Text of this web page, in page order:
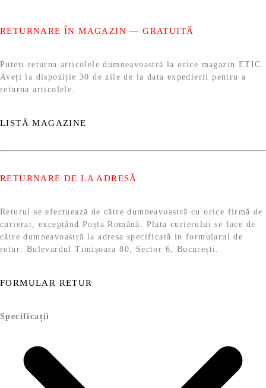
RETURNARE ÎN MAGAZIN — GRATUITĂ
Puteți returna articolele dumneavoastră la orice magazin ETIC.
Aveți la dispoziție 30 de zile de la data expedierii pentru a
returna articolele.
LISTĂ MAGAZINE
RETURNARE DE LA ADRESĂ
Returul se efectuează de către dumneavoastră cu orice firmă de
curierat, exceptând Poșta Română. Plata curierului se face de
către dumneavoastră la adresa specificată in formularul de
retur: Bulevardul Timișoara 80, Sector 6, București.
FORMULAR RETUR
Specificații